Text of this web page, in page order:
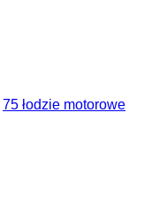
75 łodzie motorowe